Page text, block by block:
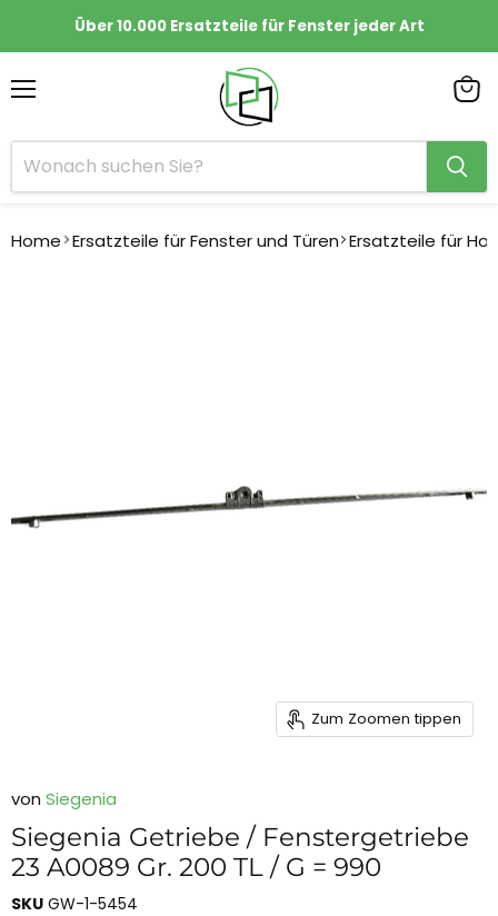
Über 10.000 Ersatzteile für Fenster jeder Art
Home Ersatzteile für Fenster und Türen Ersatzteile für
Zum Zoomen tippen
von Siegenia
Siegenia Getriebe / Fenstergetriebe
23 A0089 Gr. 200 TL / G = 990
SKU GW-1-5454